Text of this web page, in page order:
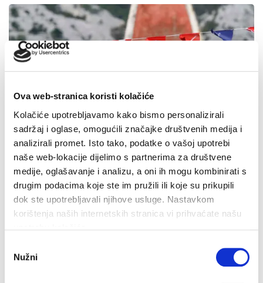
Ova web-stranica koristi kolačiće
Kolačiće upotrebljavamo kako bismo personalizirali
sadržaj i oglase, omogućili značajke društvenih medija i
analizirali promet. Isto tako, podatke o vašoj upotrebi
naše web-lokacije dijelimo s partnerima za društvene
medije, oglašavanje i analizu, a oni ih mogu kombinirati s
drugim podacima koje ste im pružili ili koje su prikupili
dok ste upotrebljavali njihove usluge. Nastavkom
korištenja naših internetskih stranica vi prihvaćate našu
pristanka
Nužni
Dan pobjede i domovinske zahvalnosti i Dan hrvatskih